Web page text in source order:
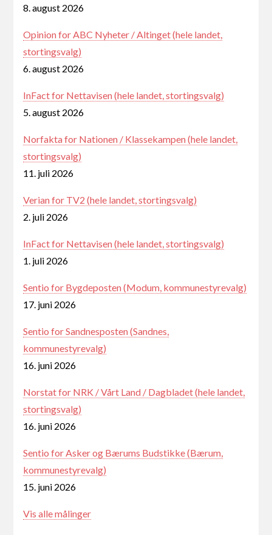
8. august 2026
Opinion for ABC Nyheter / Altinget (hele landet,
stortingsvalg)
6. august 2026
InFact for Nettavisen (hele landet, stortingsvalg)
5. august 2026
Norfakta for Nationen / Klassekampen (hele landet,
stortingsvalg)
11. juli 2026
Verian for TV2 (hele landet, stortingsvalg)
2. juli 2026
InFact for Nettavisen (hele landet, stortingsvalg)
1. juli 2026
Sentio for Bygdeposten (Modum, kommunestyrevalg)
17. juni 2026
Sentio for Sandnesposten (Sandnes,
kommunestyrevalg)
16. juni 2026
Norstat for NRK / Vårt Land / Dagbladet (hele landet,
stortingsvalg)
16. juni 2026
Sentio for Asker og Bærums Budstikke (Bærum,
kommunestyrevalg)
15. juni 2026
Vis alle målinger